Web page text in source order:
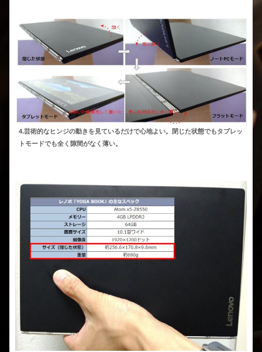
4.芸術的なヒンジの動きを見ているだけで心地よい。閉じた状態でもタブレッ
トモードでも全く隙間がなく薄い。